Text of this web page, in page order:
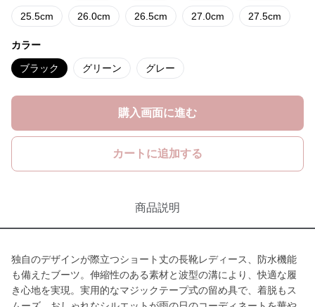
25.5cm 26.0cm 26.5cm 27.0cm 27.5cm
カラー
ブラック グリーン グレー
購入画面に進む
カートに追加する
商品説明
独自のデザインが際立つショート丈の長靴レディース、防水機能
も備えたブーツ。伸縮性のある素材と波型の溝により、快適な履
き心地を実現。実用的なマジックテープ式の留め具で、着脱もス